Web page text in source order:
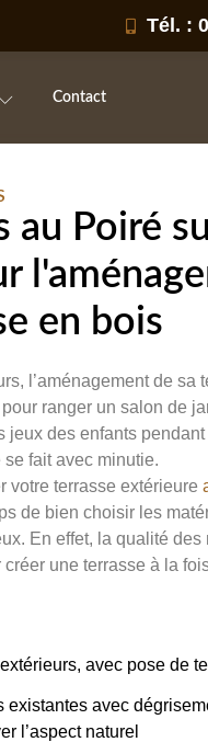
Tél. :
Contact
au Poiré
en bois
l’aménagement de sa
ranger un salon de
jeux des enfants
se fait avec minutie.
votre terrasse extérieure
de bien choisir les
En effet, la qualité des
une terrasse à la
avec pose de
existantes avec
l’aspect naturel